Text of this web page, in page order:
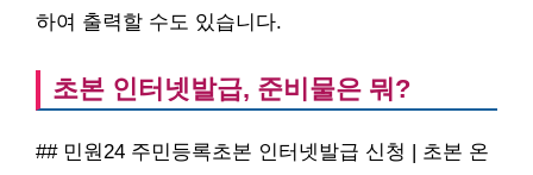
하여 출력할 수도 있습니다.
초본 인터넷발급, 준비물은 뭐?
## 민원24 주민등록초본 인터넷발급 신청 | 초본 온